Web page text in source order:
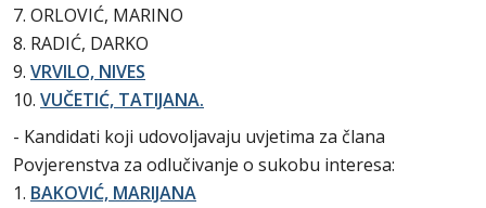
7. ORLOVIĆ, MARINO
8. RADIĆ, DARKO
9. VRVILO, NIVES
10. VUČETIĆ, TATIJANA.
- Kandidati koji udovoljavaju uvjetima za člana
Povjerenstva za odlučivanje o sukobu interesa:
1. BAKOVIĆ, MARIJANA